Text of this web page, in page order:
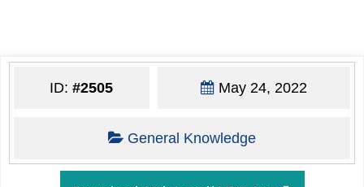
ID:#2505 May 24, 2022
General Knowledge